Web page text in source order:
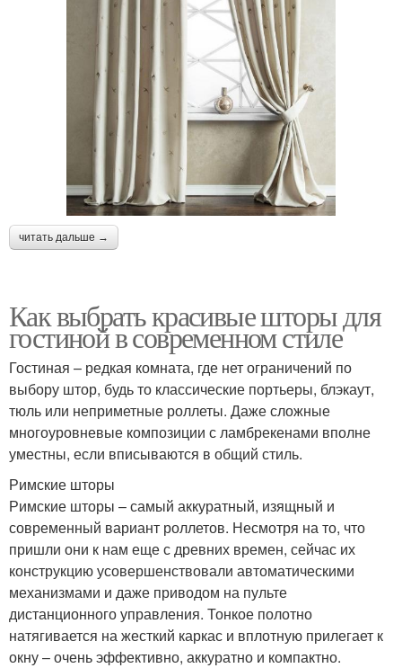
читать дальше →
Как выбрать красивые шторы для
гостиной в современном стиле
Гостиная – редкая комната, где нет ограничений по
выбору штор, будь то классические портьеры, блэкаут,
тюль или неприметные роллеты. Даже сложные
многоуровневые композиции с ламбрекенами вполне
уместны, если вписываются в общий стиль.
Римские шторы
Римские шторы – самый аккуратный, изящный и
современный вариант роллетов. Несмотря на то, что
пришли они к нам еще с древних времен, сейчас их
конструкцию усовершенствовали автоматическими
механизмами и даже приводом на пульте
дистанционного управления. Тонкое полотно
натягивается на жесткий каркас и вплотную прилегает к
окну – очень эффективно, аккуратно и компактно.